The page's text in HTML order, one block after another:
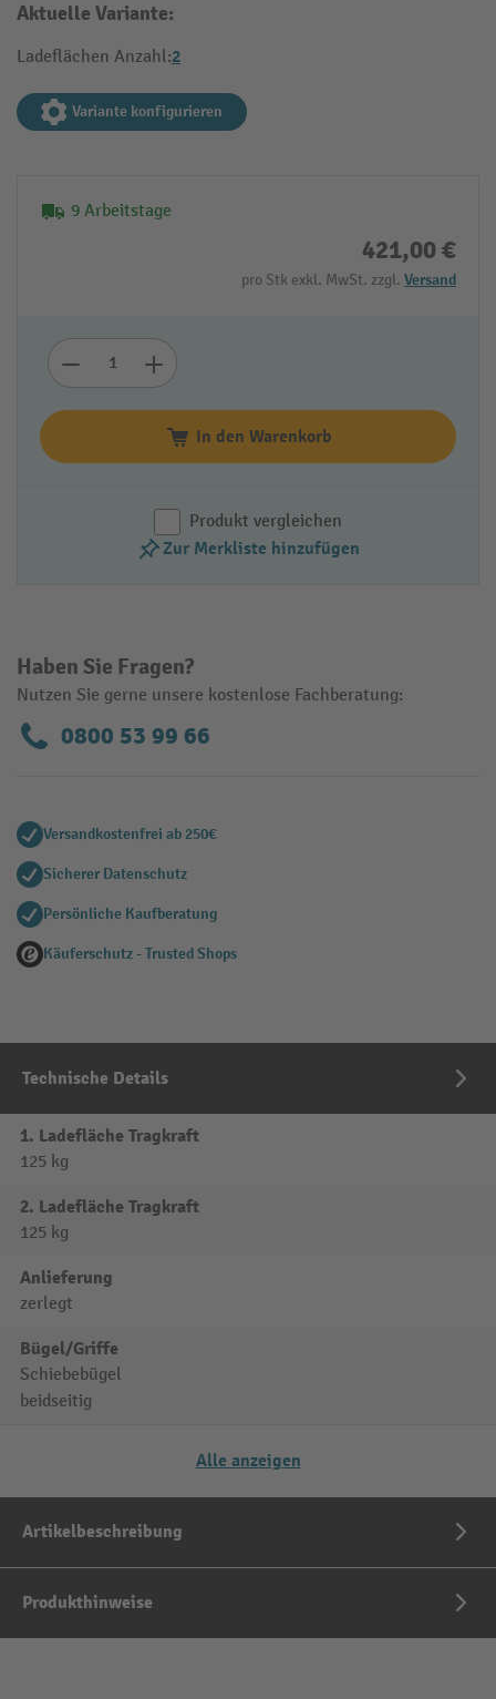
Aktuelle Variante:
Ladeflächen Anzahl:2
Variante konfigurieren
9 Arbeitstage
421,00 €
pro Stk exkl. MwSt. zzgl. Versand
In den Warenkorb
Produkt vergleichen
Zur Merkliste hinzufügen
Haben Sie Fragen?
Nutzen Sie gerne unsere kostenlose Fachberatung:
0800 53 99 66
Versandkostenfrei ab 250€
Sicherer Datenschutz
Persönliche Kaufberatung
Käuferschutz - Trusted Shops
Technische Details
1. Ladefläche Tragkraft
125 kg
2. Ladefläche Tragkraft
125 kg
Anlieferung
zerlegt
Bügel/Griffe
Schiebebügel
beidseitig
Alle anzeigen
Artikelbeschreibung
Produkthinweise